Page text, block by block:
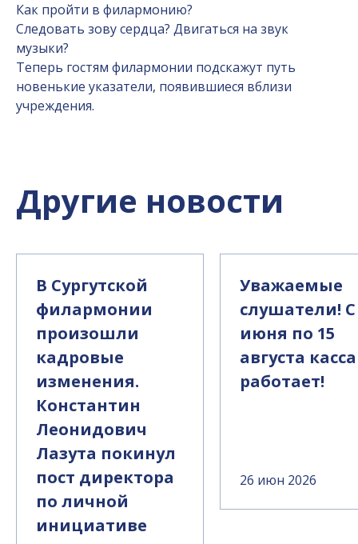
Как пройти в филармонию?
Следовать зову сердца? Двигаться на звук
музыки?
Теперь гостям филармонии подскажут путь
новенькие указатели, появившиеся вблизи
учреждения.
Другие новости
В Сургутской
филармонии
произошли
кадровые
изменения.
Константин
Леонидович
Лазута покинул
пост директора
по личной
инициативе
Уважаемые
слушатели! С
июня по 15
августа
работает!
26 июн 2026